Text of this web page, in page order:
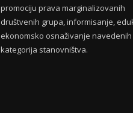
promociju prava marginalizovanih
društvenih grupa, informisanje,
ekonomsko osnaživanje navedenih
kategorija stanovništva.